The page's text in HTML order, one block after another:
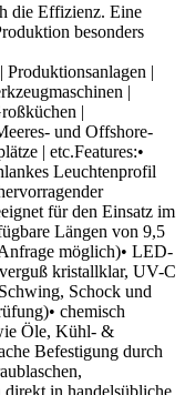
die Effizienz. Eine
besonders
Produktionsanlagen |
|
|
und Offshore-
| etc.Features:•
Leuchtenprofil
für den Einsatz im
Längen von 9,5
möglich)• LED-
kristallklar, UV-C
Schock und
chemisch
Öle, Kühl- &
Befestigung durch